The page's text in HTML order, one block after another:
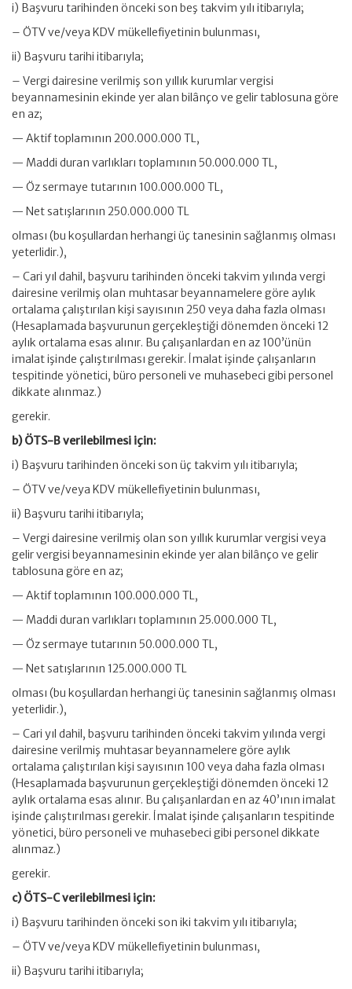
i) Başvuru tarihinden önceki son beş takvim yılı itibarıyla;
– ÖTV ve/veya KDV mükellefiyetinin bulunması,
ii) Başvuru tarihi itibarıyla;
– Vergi dairesine verilmiş son yıllık kurumlar vergisi
beyannamesinin ekinde yer alan bilânço ve gelir tablosuna göre
en az;
— Aktif toplamının 200.000.000 TL,
— Maddi duran varlıkları toplamının 50.000.000 TL,
— Öz sermaye tutarının 100.000.000 TL,
— Net satışlarının 250.000.000 TL
olması (bu koşullardan herhangi üç tanesinin sağlanmış olması
yeterlidir.),
– Cari yıl dahil, başvuru tarihinden önceki takvim yılında vergi
dairesine verilmiş olan muhtasar beyannamelere göre aylık
ortalama çalıştırılan kişi sayısının 250 veya daha fazla olması
(Hesaplamada başvurunun gerçekleştiği dönemden önceki 12
aylık ortalama esas alınır. Bu çalışanlardan en az 100’ünün
imalat işinde çalıştırılması gerekir. İmalat işinde çalışanların
tespitinde yönetici, büro personeli ve muhasebeci gibi personel
dikkate alınmaz.)
gerekir.
b) ÖTS-B verilebilmesi için:
i) Başvuru tarihinden önceki son üç takvim yılı itibarıyla;
– ÖTV ve/veya KDV mükellefiyetinin bulunması,
ii) Başvuru tarihi itibarıyla;
– Vergi dairesine verilmiş olan son yıllık kurumlar vergisi veya
gelir vergisi beyannamesinin ekinde yer alan bilânço ve gelir
tablosuna göre en az;
— Aktif toplamının 100.000.000 TL,
— Maddi duran varlıkları toplamının 25.000.000 TL,
— Öz sermaye tutarının 50.000.000 TL,
— Net satışlarının 125.000.000 TL
olması (bu koşullardan herhangi üç tanesinin sağlanmış olması
yeterlidir.),
– Cari yıl dahil, başvuru tarihinden önceki takvim yılında vergi
dairesine verilmiş muhtasar beyannamelere göre aylık
ortalama çalıştırılan kişi sayısının 100 veya daha fazla olması
(Hesaplamada başvurunun gerçekleştiği dönemden önceki 12
aylık ortalama esas alınır. Bu çalışanlardan en az 40’ının imalat
işinde çalıştırılması gerekir. İmalat işinde çalışanların tespitinde
yönetici, büro personeli ve muhasebeci gibi personel dikkate
alınmaz.)
gerekir.
c) ÖTS-C verilebilmesi için:
i) Başvuru tarihinden önceki son iki takvim yılı itibarıyla;
– ÖTV ve/veya KDV mükellefiyetinin bulunması,
ii) Başvuru tarihi itibarıyla;